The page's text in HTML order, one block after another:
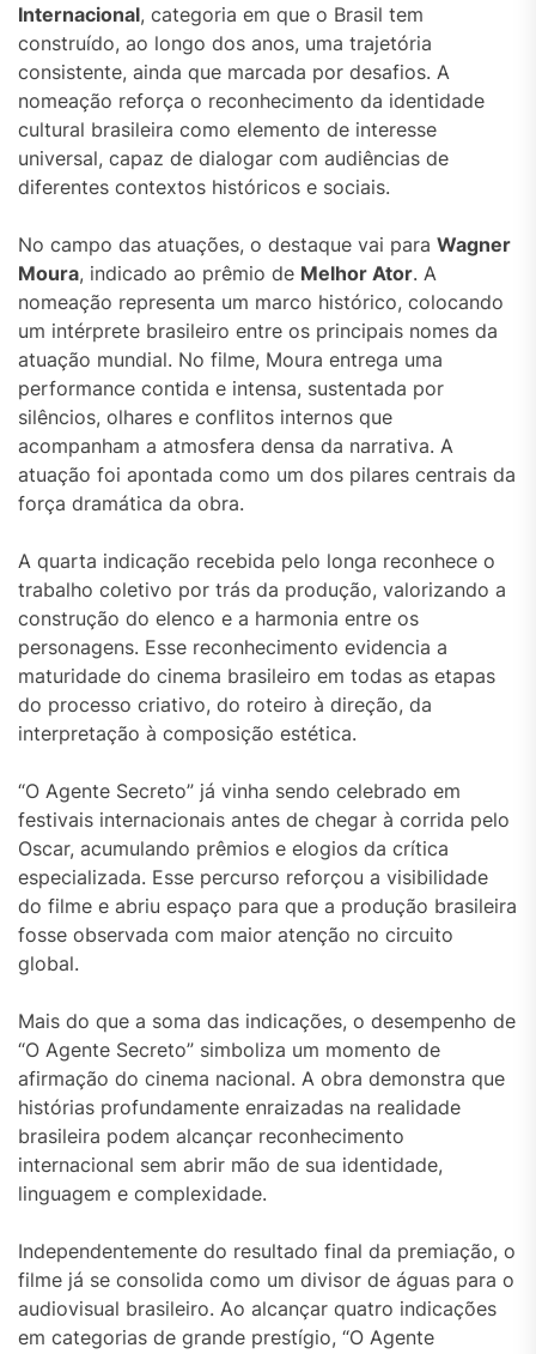
Internacional, categoria em que o Brasil tem
construído, ao longo dos anos, uma trajetória
consistente, ainda que marcada por desafios. A
nomeação reforça o reconhecimento da identidade
cultural brasileira como elemento de interesse
universal, capaz de dialogar com audiências de
diferentes contextos históricos e sociais.
No campo das atuações, o destaque vai para Wagner
Moura, indicado ao prêmio de Melhor Ator. A
nomeação representa um marco histórico, colocando
um intérprete brasileiro entre os principais nomes da
atuação mundial. No filme, Moura entrega uma
performance contida e intensa, sustentada por
silêncios, olhares e conflitos internos que
acompanham a atmosfera densa da narrativa. A
atuação foi apontada como um dos pilares centrais da
força dramática da obra.
A quarta indicação recebida pelo longa reconhece o
trabalho coletivo por trás da produção, valorizando a
construção do elenco e a harmonia entre os
personagens. Esse reconhecimento evidencia a
maturidade do cinema brasileiro em todas as etapas
do processo criativo, do roteiro à direção, da
interpretação à composição estética.
“O Agente Secreto” já vinha sendo celebrado em
festivais internacionais antes de chegar à corrida pelo
Oscar, acumulando prêmios e elogios da crítica
especializada. Esse percurso reforçou a visibilidade
do filme e abriu espaço para que a produção brasileira
fosse observada com maior atenção no circuito
global.
Mais do que a soma das indicações, o desempenho de
“O Agente Secreto” simboliza um momento de
afirmação do cinema nacional. A obra demonstra que
histórias profundamente enraizadas na realidade
brasileira podem alcançar reconhecimento
internacional sem abrir mão de sua identidade,
linguagem e complexidade.
Independentemente do resultado final da premiação, o
filme já se consolida como um divisor de águas para o
audiovisual brasileiro. Ao alcançar quatro indicações
em categorias de grande prestígio, “O Agente